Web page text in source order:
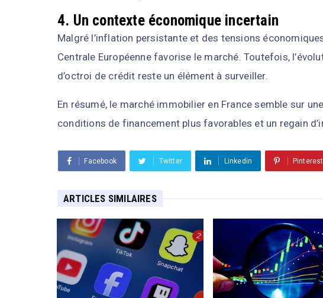
4. Un contexte économique incertain
Malgré l’inflation persistante et des tensions
Centrale Européenne favorise le marché. Toutefois,
d’octroi de crédit reste un élément à surveiller.
En résumé, le marché immobilier en France semble sur
conditions de financement plus favorables et un regain
Facebook Twitter Linkedin Pinterest
ARTICLES SIMILAIRES